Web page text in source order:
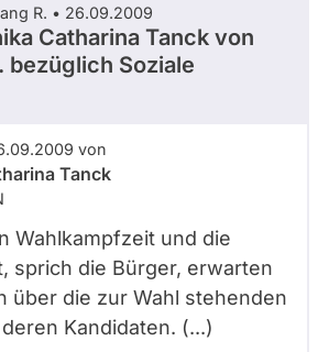
R. • 26.09.2009
Catharina Tanck von
bezüglich Soziale
von
Tanck
Wahlkampfzeit und die
sprich die Bürger, erwarten
über die zur Wahl stehenden
Kandidaten. (...)